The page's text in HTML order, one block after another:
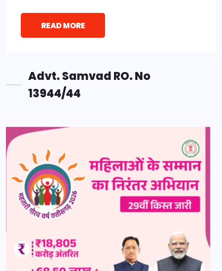
READ MORE
Advt. Samvad RO. No
13944/44